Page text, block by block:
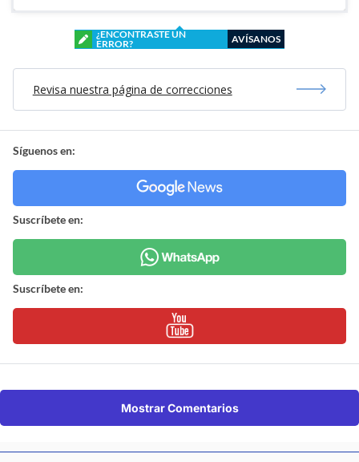
¿ENCONTRASTE UN
ERROR?
AVÍSANOS
Revisa nuestra página de correcciones
Síguenos en:
Suscríbete en:
Suscríbete en:
Mostrar Comentarios